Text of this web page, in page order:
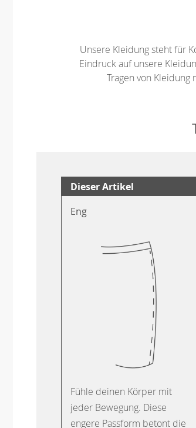
Unsere Kleidung steht für
Eindruck auf unsere
Tragen von
Dieser Artikel
Eng
Fühle deinen Körper mit
jeder Bewegung. Diese
engere Passform betont die